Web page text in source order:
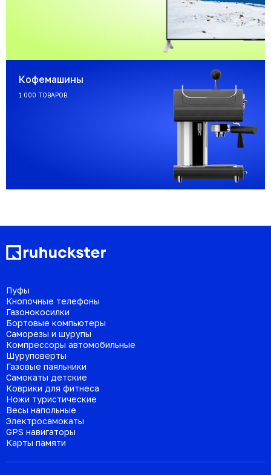
Кофемашины
1 000 ТОВАРОВ
Пуфы
Кнопочные телефоны
Газонокосилки
Бортовые компьютеры
Саморезы и шурупы
Компрессоры автомобильные
Шуруповерты
Газовые паяльники
Самокаты детские
Коврики для фитнеса
Ножи туристические
Весы напольные
Электросамокаты
GPS навигаторы
Карты памяти